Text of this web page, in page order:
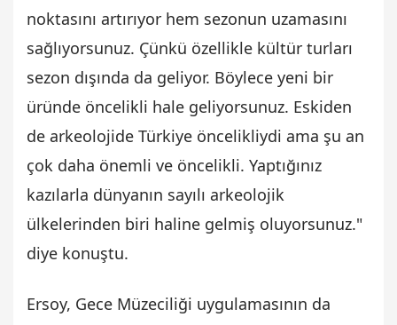
noktasını artırıyor hem sezonun uzamasını
sağlıyorsunuz. Çünkü özellikle kültür turları
sezon dışında da geliyor. Böylece yeni bir
üründe öncelikli hale geliyorsunuz. Eskiden
de arkeolojide Türkiye öncelikliydi ama şu an
çok daha önemli ve öncelikli. Yaptığınız
kazılarla dünyanın sayılı arkeolojik
ülkelerinden biri haline gelmiş oluyorsunuz."
diye konuştu.
Ersoy, Gece Müzeciliği uygulamasının da